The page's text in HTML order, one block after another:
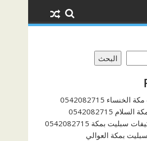
البحث
0542082715
0542082715
بمكة 0542082715
بمكة العوالي